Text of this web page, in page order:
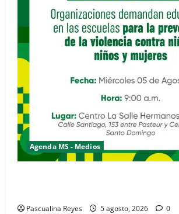
Agenda MS - Medios
Pascualina Reyes 5 agosto, 2026 0